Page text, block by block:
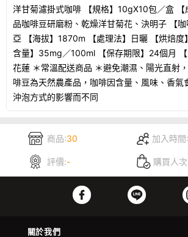
洋甘菊濾掛式咖啡 【規格】10gX10包／盒 【
品咖啡豆研磨粉、乾燥洋甘菊花、決明子 【
亞 【海拔】1870m 【處理法】日曬 【烘焙度
含量】35mg／100ml 【保存期限】24個月
花蓮 ＊常溫配送商品 ＊避免潮濕、陽光直射
啡豆為天然農產品，咖啡因含量、風味、香氣
沖泡方式的影響而不同
商品:30 加入時間:
評價:- 購買人
關於我們